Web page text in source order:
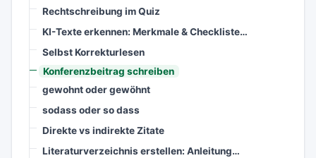
Rechtschreibung im Quiz
KI-Texte erkennen: Merkmale & Checkliste…
Selbst Korrekturlesen
Konferenzbeitrag schreiben
gewohnt oder gewöhnt
sodass oder so dass
Direkte vs indirekte Zitate
Literaturverzeichnis erstellen: Anleitung…